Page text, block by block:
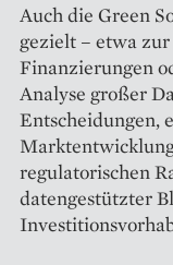
Auch die Green
gezielt – etwa
Finanzierungen
Analyse großer
Entscheidungen,
regulatorischen
datengestützter